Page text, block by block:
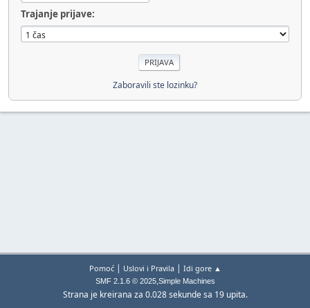
Trajanje prijave:
Zaboravili ste lozinku?
Pomoć| Uslovi i Pravila| Idi gore ▲
SMF 2.1.6 © 2025,Simple Machines
Strana je kreirana za 0.028 sekunde sa 19 upita.